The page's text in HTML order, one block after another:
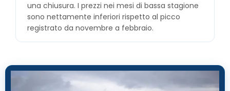
una chiusura. I prezzi nei mesi di bassa stagione
sono nettamente inferiori rispetto al picco
registrato da novembre a febbraio.